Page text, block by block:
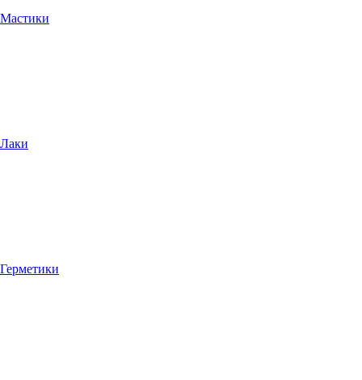
Мастики
Лаки
Герметики